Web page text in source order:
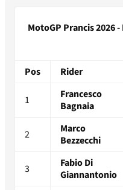
MotoGP Prancis 2026
Pos Rider
1
Francesco
Bagnaia
2
Marco
Bezzecchi
3
Fabio Di
Giannantonio